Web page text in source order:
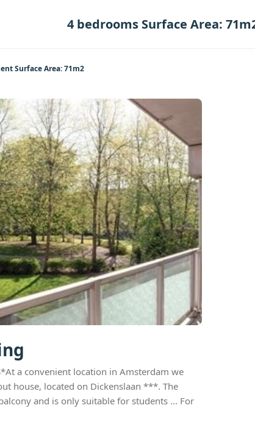
4 bedrooms Surface Area:
Surface Area: 71m2
a convenient location in Amsterdam we
house, located on Dickenslaan ***. The
and is only suitable for students ... For